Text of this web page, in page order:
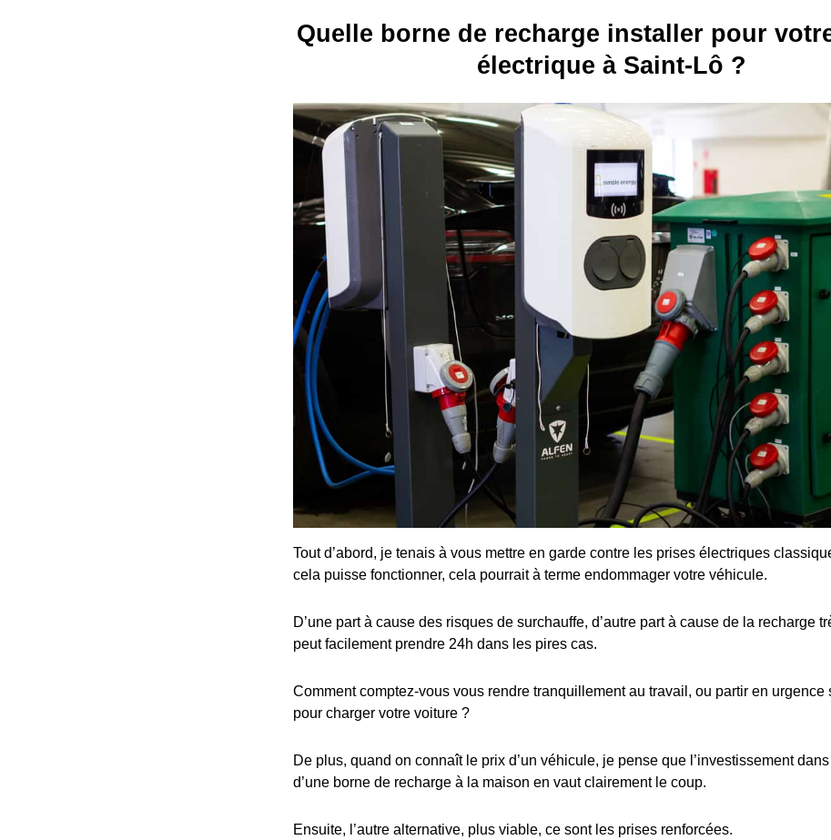
Quelle borne de recharge installer pour
électrique à Saint-Lô ?
Tout d’abord, je tenais à vous mettre en garde contre les prises électriques
cela puisse fonctionner, cela pourrait à terme endommager votre véhicule.
D’une part à cause des risques de surchauffe, d’autre part à cause de la recharge
peut facilement prendre 24h dans les pires cas.
Comment comptez-vous vous rendre tranquillement au travail, ou partir en urgence
pour charger votre voiture ?
De plus, quand on connaît le prix d’un véhicule, je pense que l’investissement
d’une borne de recharge à la maison en vaut clairement le coup.
Ensuite, l’autre alternative, plus viable, ce sont les prises renforcées.